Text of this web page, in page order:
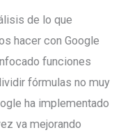
de lo que
hacer con Google
funciones
fórmulas no muy
ha implementado
va mejorando